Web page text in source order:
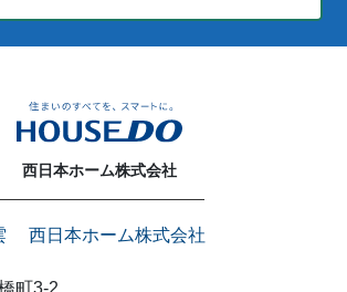
西日本ホーム株式会社
西日本ホーム株式会社
町3-2